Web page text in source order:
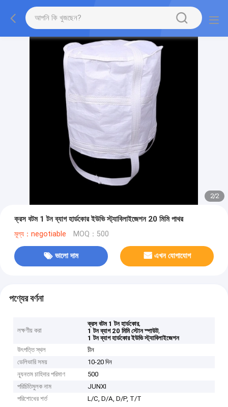
2/2
ক্রস বটম 1 টন ব্যাগ হার্ডকোর ইউভি স্ট্যাবিলাইজেশন 20 মিমি পাথর
মূল্য：negotiable MOQ：500
ভালো দাম এখন যোগাযোগ
পণ্যের বর্ণনা
লক্ষণীয় করা
ক্রস বটম 1 টন হার্ডকোর,
1 টন ব্যাগ 20 মিমি স্টোন স্পাউট,
1 টন ব্যাগ হার্ডকোর ইউভি স্ট্যাবিলাইজেশন
উৎপত্তি স্থল
চীন
ডেলিভারি সময়
10-20 দিন
ন্যূনতম চাহিদার পরিমাণ
500
পরিচিতিমুলক নাম
JUNXI
পরিশোধের শর্ত
L/C, D/A, D/P, T/T